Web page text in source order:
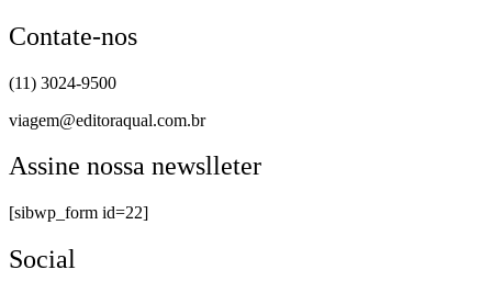
Contate-nos
(11) 3024-9500
viagem@editoraqual.com.br
Assine nossa newslleter
[sibwp_form id=22]
Social